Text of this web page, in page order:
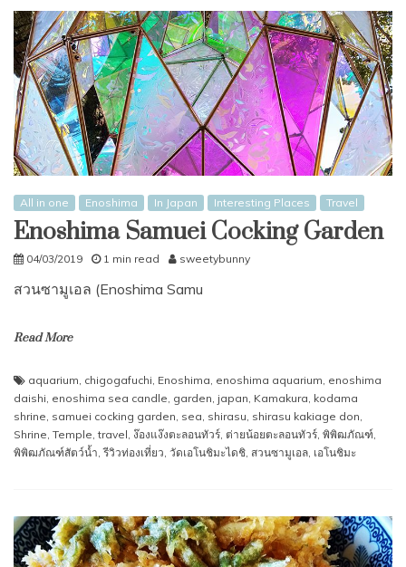
All in one Enoshima In Japan Interesting Places Travel
Enoshima Samuei Cocking Garden
04/03/2019 1 min read sweetybunny
สวนซามูเอล (Enoshima Samu
Read More
aquarium chigogafuchi Enoshima enoshima aquarium enoshima
daishi enoshima sea candle garden japan Kamakura kodama
shrine samuei cocking garden sea shirasu shirasu kakiage don
Shrine Temple ,travel ง๊องแง๊งตะลอนทัวร์ ต่ายน้อยตะลอนทัวร์ พิพิฒภัณฑ์
พิพิฒภัณฑ์สัตว์นํ้า ,รีวิวท่องเที่ยว วัดเอโนชิมะไดชิ สวนซามูเอล เอโนชิมะ